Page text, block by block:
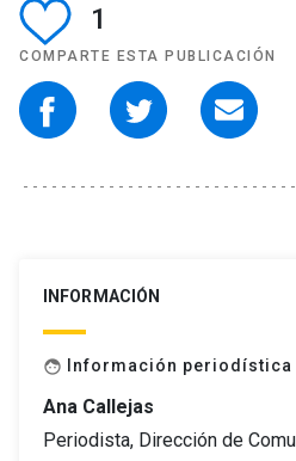
1
COMPARTE ESTA PUBLICACIÓN
INFORMACIÓN
face Información periodística
Ana Callejas
Periodista, Dirección de